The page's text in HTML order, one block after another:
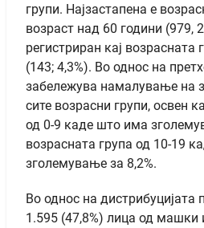
групи. Најзастапена е
возраст над 60 години (979,
регистриран кај возрасната
(143; 4,3%). Во однос на
забележува намалување на
сите возрасни групи, освен
од 0-9 каде што има
возрасната група од 10-19
зголемување за 8,2%.
Во однос на дистрибуцијата
1.595 (47,8%) лица од машки